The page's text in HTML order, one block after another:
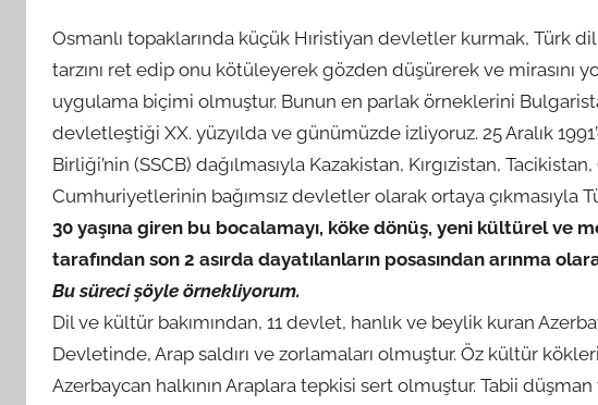
Osmanlı topaklarında küçük Hıristiyan devletler kurmak, Türk
tarzını ret edip onu kötüleyerek gözden düşürerek ve mirasını
uygulama biçimi olmuştur. Bunun en parlak örneklerini
devletleştiği XX. yüzyılda ve günümüzde izliyoruz. 25 Aralık
Birliği’nin (SSCB) dağılmasıyla Kazakistan, Kırgızistan,
Cumhuriyetlerinin bağımsız devletler olarak ortaya çıkmasıyla
30 yaşına giren bu bocalamayı, köke dönüş, yeni kültürel ve
tarafından son 2 asırda dayatılanların posasından arınma
Bu süreci şöyle örnekliyorum.
Dil ve kültür bakımından, 11 devlet, hanlık ve beylik kuran
Devletinde, Arap saldırı ve zorlamaları olmuştur. Öz kültür
Azerbaycan halkının Araplara tepkisi sert olmuştur. Tabii